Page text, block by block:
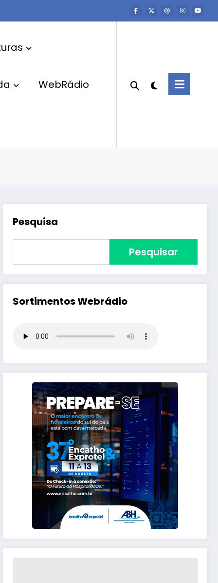
WebRádio
Pesquisa
Pesquisar
Sortimentos Webrádio